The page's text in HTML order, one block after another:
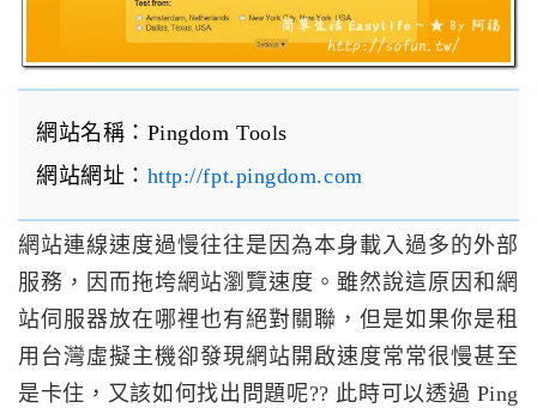
網站名稱：Pingdom Tools
網站網址： http://fpt.pingdom.com
網站連線速度過慢往往是因為本身載入過多的外部
服務，因而拖垮網站瀏覽速度。雖然說這原因和網
站伺服器放在哪裡也有絕對關聯，但是如果你是租
用台灣虛擬主機卻發現網站開啟速度常常很慢甚至
是卡住，又該如何找出問題呢?? 此時可以透過 Ping